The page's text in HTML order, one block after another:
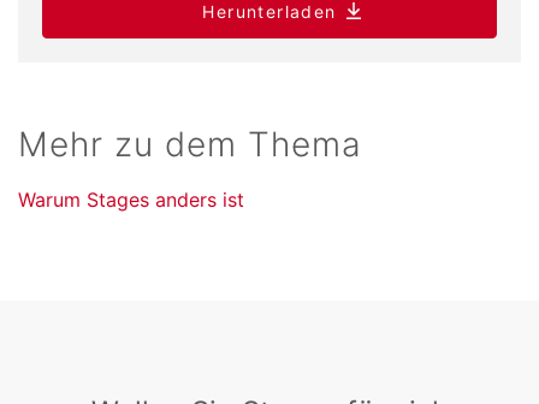
Herunterladen
Mehr zu dem Thema
Warum Stages anders ist